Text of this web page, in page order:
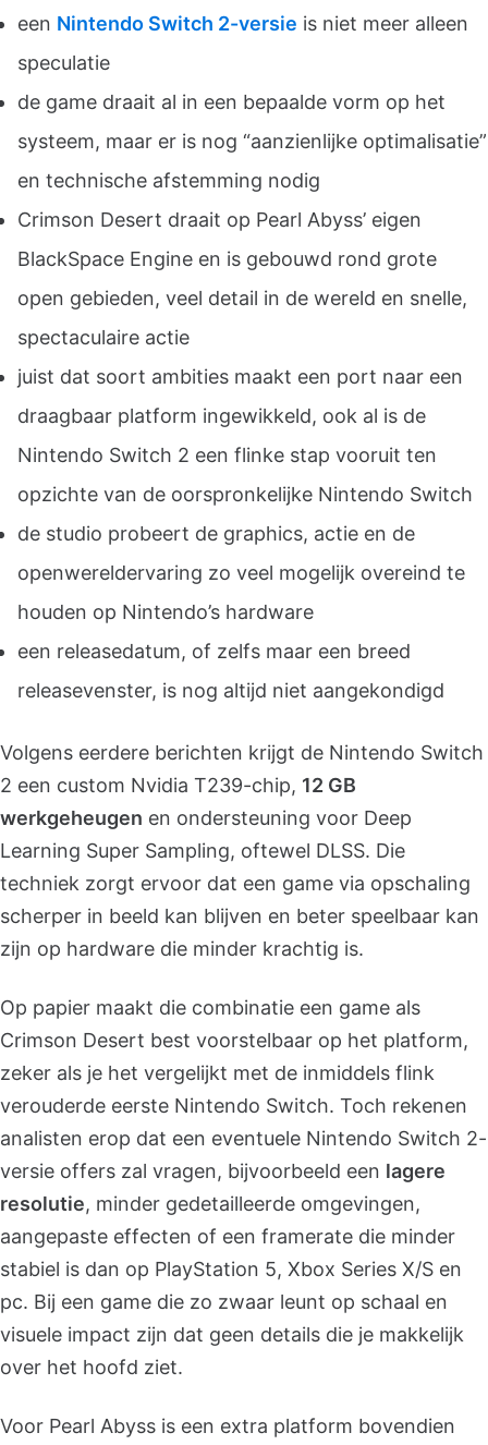
een Nintendo Switch 2-versie is niet meer alleen
speculatie
de game draait al in een bepaalde vorm op het
systeem, maar er is nog “aanzienlijke optimalisatie”
en technische afstemming nodig
Crimson Desert draait op Pearl Abyss’ eigen
BlackSpace Engine en is gebouwd rond grote
open gebieden, veel detail in de wereld en snelle,
spectaculaire actie
juist dat soort ambities maakt een port naar een
draagbaar platform ingewikkeld, ook al is de
Nintendo Switch 2 een flinke stap vooruit ten
opzichte van de oorspronkelijke Nintendo Switch
de studio probeert de graphics, actie en de
openwereldervaring zo veel mogelijk overeind te
houden op Nintendo’s hardware
een releasedatum, of zelfs maar een breed
releasevenster, is nog altijd niet aangekondigd
Volgens eerdere berichten krijgt de Nintendo Switch
2 een custom Nvidia T239-chip, 12 GB
werkgeheugen en ondersteuning voor Deep
Learning Super Sampling, oftewel DLSS. Die
techniek zorgt ervoor dat een game via opschaling
scherper in beeld kan blijven en beter speelbaar kan
zijn op hardware die minder krachtig is.
Op papier maakt die combinatie een game als
Crimson Desert best voorstelbaar op het platform,
zeker als je het vergelijkt met de inmiddels flink
verouderde eerste Nintendo Switch. Toch rekenen
analisten erop dat een eventuele Nintendo Switch 2-
versie offers zal vragen, bijvoorbeeld een lagere
resolutie, minder gedetailleerde omgevingen,
aangepaste effecten of een framerate die minder
stabiel is dan op PlayStation 5, Xbox Series X/S en
pc. Bij een game die zo zwaar leunt op schaal en
visuele impact zijn dat geen details die je makkelijk
over het hoofd ziet.
Voor Pearl Abyss is een extra platform bovendien